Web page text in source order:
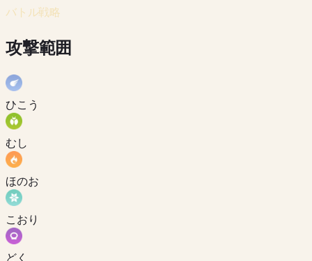
バトル戦略
攻撃範囲
ひこう
むし
ほのお
こおり
どく